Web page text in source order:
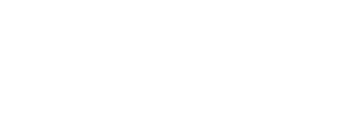
Berufsausbildung – Approbation beantragen